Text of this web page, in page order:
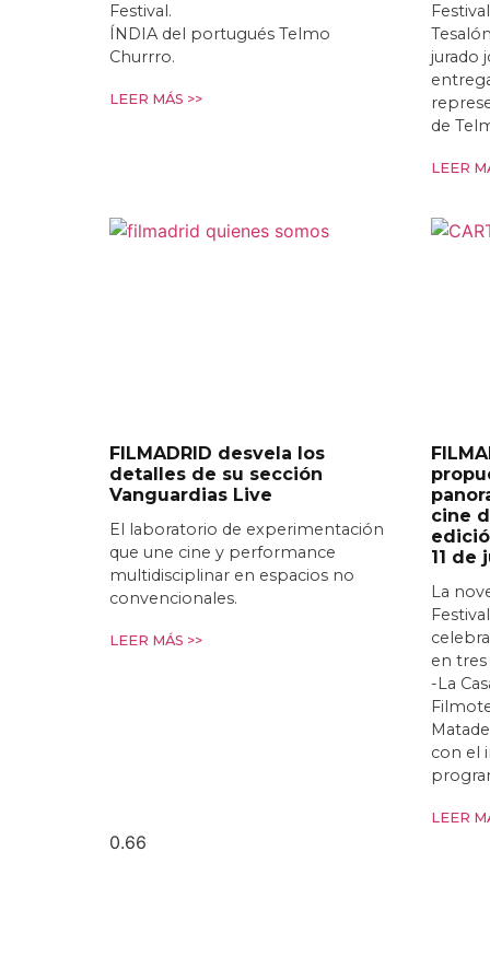
Festival.
ÍNDIA del portugués Telmo
Churrro.
LEER MÁS >>
jurado
de
LEER
FILMADRID desvela los
detalles de su sección
Vanguardias Live
El laboratorio de experimentación
que une cine y performance
multidisciplinar en espacios no
convencionales.
LEER MÁS >>
cine
11 de
La
en tres
-La
con el
LEER